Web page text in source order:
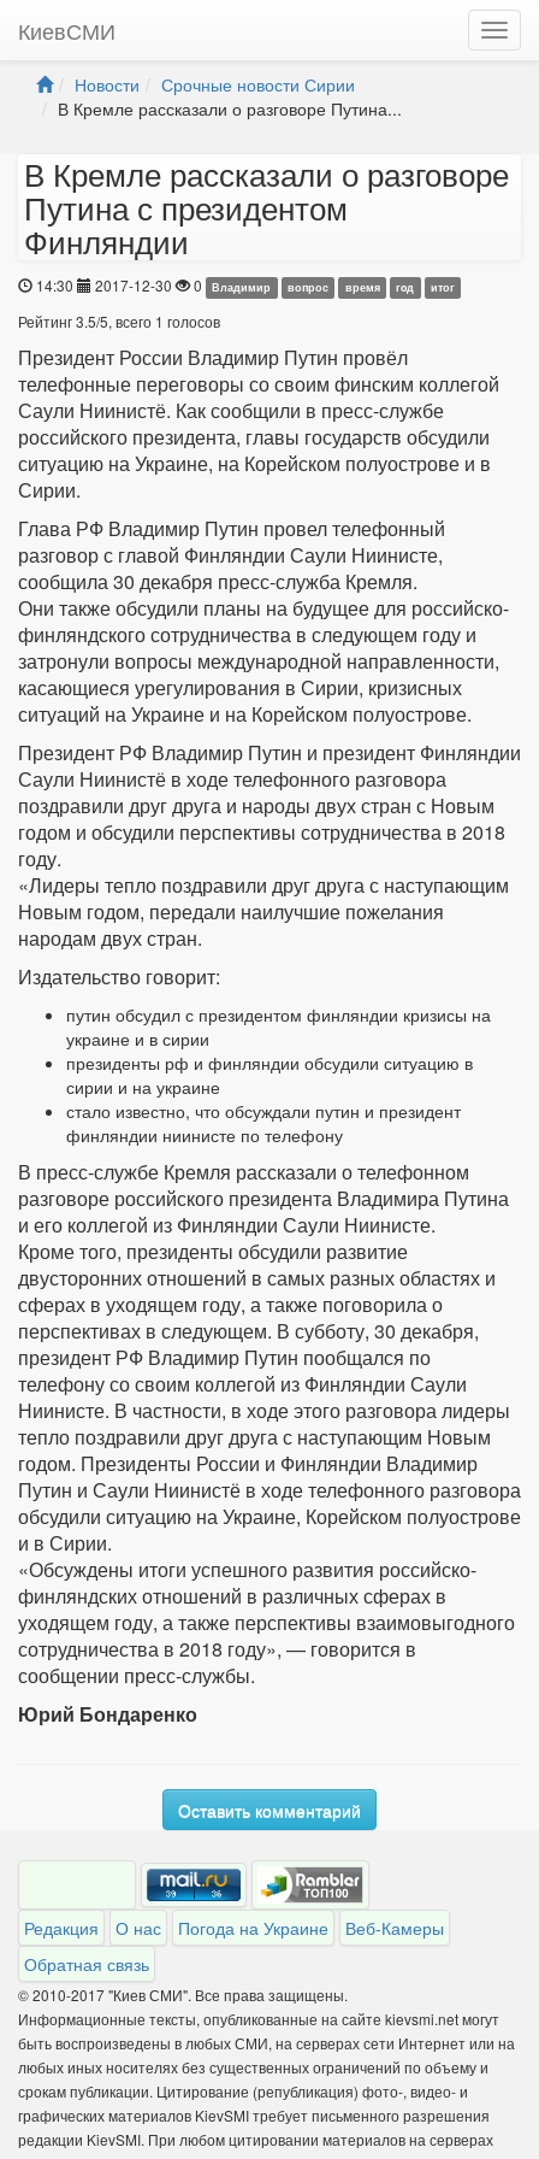
КиевСМИ
Новости
Срочные новости Сирии
В Кремле рассказали о разговоре Путина...
В Кремле рассказали о разговоре
Путина с президентом
Финляндии
14:30 2017-12-30 0 Владимир вопрос время гoд итог
Рейтинг3.5/5, всего 1 голосов
Президент России Владимир Путин провёл
телефонные переговоры со своим финским коллегой
Саули Ниинистё. Как сообщили в пресс-службе
российского президента, главы государств обсудили
ситуацию на Украине, на Корейском полуострове и в
Сирии.
Глава РФ Владимир Путин провел телефонный
разговор с главой Финляндии Саули Ниинисте,
сообщила 30 декабря пресс-служба Кремля.
Они также обсудили планы на будущее для российско-
финляндского сотрудничества в следующем году и
затронули вопросы международной направленности,
касающиеся урегулирования в Сирии, кризисных
ситуаций на Украине и на Корейском полуострове.
Президент РФ Владимир Путин и президент Финляндии
Саули Ниинистё в ходе телефонного разговора
поздравили друг друга и народы двух стран с Новым
годом и обсудили перспективы сотрудничества в 2018
году.
«Лидеры тепло поздравили друг друга с наступающим
Новым годом, передали наилучшие пожелания
народам двух стран.
Издательство говорит:
путин обсудил с президентом финляндии кризисы на
украине и в сирии
президенты рф и финляндии обсудили ситуацию в
сирии и на украине
стало известно, что обсуждали путин и президент
финляндии ниинисте по телефону
В пресс-службе Кремля рассказали о телефонном
разговоре российского президента Владимира Путина
и его коллегой из Финляндии Саули Ниинисте.
Кроме того, президенты обсудили развитие
двусторонних отношений в самых разных областях и
сферах в уходящем году, а также поговорила о
перспективах в следующем. В субботу, 30 декабря,
президент РФ Владимир Путин пообщался по
телефону со своим коллегой из Финляндии Саули
Ниинисте. В частности, в ходе этого разговора лидеры
тепло поздравили друг друга с наступающим Новым
годом. Президенты России и Финляндии Владимир
Путин и Саули Ниинистё в ходе телефонного разговора
обсудили ситуацию на Украине, Корейском полуострове
и в Сирии.
«Обсуждены итоги успешного развития российско-
финляндских отношений в различных сферах в
уходящем году, а также перспективы взаимовыгодного
сотрудничества в 2018 году», — говорится в
сообщении пресс-службы.
Юрий Бондаренко
Оставить комментарий
Редакция О нас Погода на Украине
Веб-Камеры
Обратная связь
© 2010-2017 "Киев СМИ". Все права защищены.
Информационные тексты, опубликованные на сайте kievsmi.net могут
быть воспроизведены в любых СМИ, на серверах сети Интернет или на
любых иных носителях без существенных ограничений по объему и
срокам публикации. Цитирование (републикация) фото-, видео- и
графических материалов KievSMI требует письменного разрешения
редакции KievSMI. При любом цитировании материалов на серверах